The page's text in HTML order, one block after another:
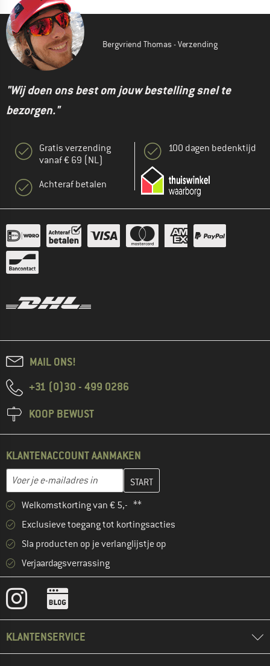
Bergvriend Thomas - Verzending
"Wij doen ons best om jouw bestelling snel te
bezorgen."
Gratis verzending
vanaf € 69 (NL)
Achteraf betalen
100 dagen bedenktijd
MAIL ONS!
+31 (0)30 - 499 0286
KOOP BEWUST
KLANTENACCOUNT AANMAKEN
E-mailadres
Vul je e-mailadres hier in en maak in de volgende stap je
Welkomstkorting van € 5,- **
Exclusieve toegang tot kortingsacties
Sla producten op je verlanglijstje op
Verjaardagsverrassing
KLANTENSERVICE